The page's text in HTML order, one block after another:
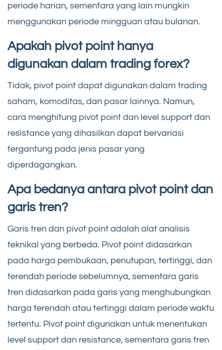
periode harian, sementara yang lain mungkin
menggunakan periode mingguan atau bulanan.
Apakah pivot point hanya
digunakan dalam trading forex?
Tidak, pivot point dapat digunakan dalam trading
saham, komoditas, dan pasar lainnya. Namun,
cara menghitung pivot point dan level support dan
resistance yang dihasilkan dapat bervariasi
tergantung pada jenis pasar yang
diperdagangkan.
Apa bedanya antara pivot point dan
garis tren?
Garis tren dan pivot point adalah alat analisis
teknikal yang berbeda. Pivot point didasarkan
pada harga pembukaan, penutupan, tertinggi, dan
terendah periode sebelumnya, sementara garis
tren didasarkan pada garis yang menghubungkan
harga terendah atau tertinggi dalam periode waktu
tertentu. Pivot point digunakan untuk menentukan
level support dan resistance, sementara garis tren